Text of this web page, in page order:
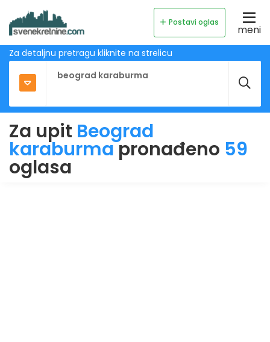
Postavi oglas
meni
Za detaljnu pretragu kliknite na strelicu
Za upit Beograd
karaburmapronađeno 59
oglasa